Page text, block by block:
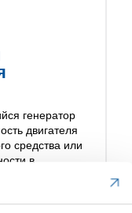
генератор
двигателя
средства или
в
Система
[…]